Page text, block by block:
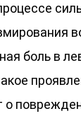
боль в
о